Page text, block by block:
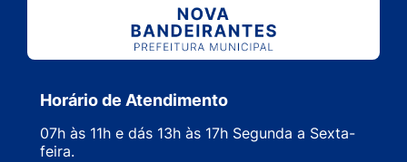
Horário de Atendimento
07h às 11h e dás 13h às 17h Segunda a Sexta-
feira.